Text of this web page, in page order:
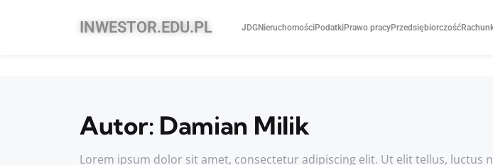
INWESTOR.EDU.PL JDGNieruchomościPodatkiPrawo pracyPrzedsiębiorczość
Autor: Damian Milik
Lorem ipsum dolor sit amet, consectetur adipiscing elit. Ut elit tellus, luctus